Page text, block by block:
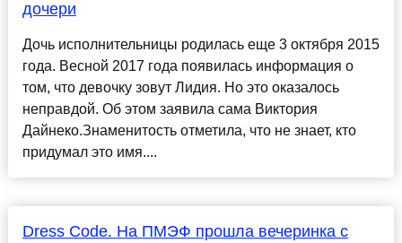
дочери
Дочь исполнительницы родилась еще 3 октября 2015
года. Весной 2017 года появилась информация о
том, что девочку зовут Лидия. Но это оказалось
неправдой. Об этом заявила сама Виктория
Дайнеко.Знаменитость отметила, что не знает, кто
придумал это имя....
Dress Code. На ПМЭФ прошла вечеринка с